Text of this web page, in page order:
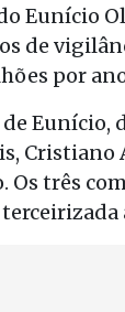
Eunício
de
por
Eunício,
Cristiano
Os três